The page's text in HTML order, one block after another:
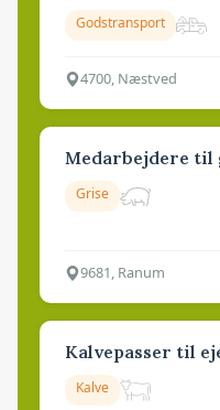
Godstransport
4700, Næstved
Medarbejdere
Grise
9681, Ranum
Kalvepasser til
Kalve